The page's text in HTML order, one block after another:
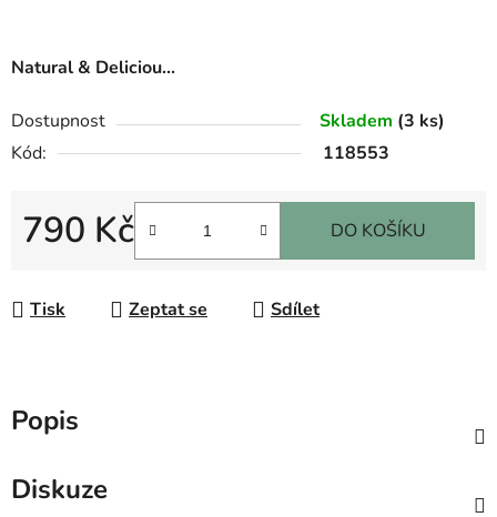
Natural & Deliciou...
Dostupnost Skladem (3 ks)
Kód:
118553
790 Kč DO KOŠÍKU
Tisk Zeptat se Sdílet
Popis
Diskuze